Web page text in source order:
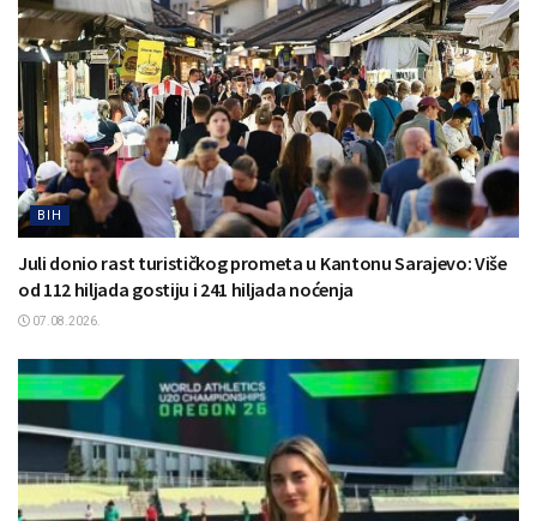
BIH
Juli donio rast turističkog prometa u Kantonu Sarajevo: Više
od 112 hiljada gostiju i 241 hiljada noćenja
07.08.2026.